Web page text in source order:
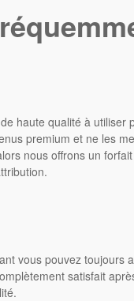
haute qualité à
premium et ne les
nous offrons un
vous pouvez
satisfait